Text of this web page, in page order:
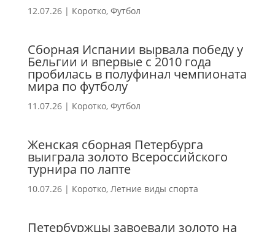
12.07.26| Коротко, Футбол
Сборная Испании вырвала победу у
Бельгии и впервые с 2010 года
пробилась в полуфинал чемпионата
мира по футболу
11.07.26| Коротко, Футбол
Женская сборная Петербурга
выиграла золото Всероссийского
турнира по лапте
10.07.26| Коротко, Летние виды спорта
Петербуржцы завоевали золото на